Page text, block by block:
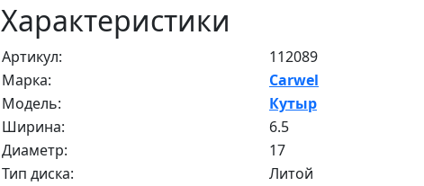
Характеристики
Артикул:
112089
Марка:
Carwel
Модель:
Кутыр
Ширина:
6.5
Диаметр:
17
Тип диска:
Литой